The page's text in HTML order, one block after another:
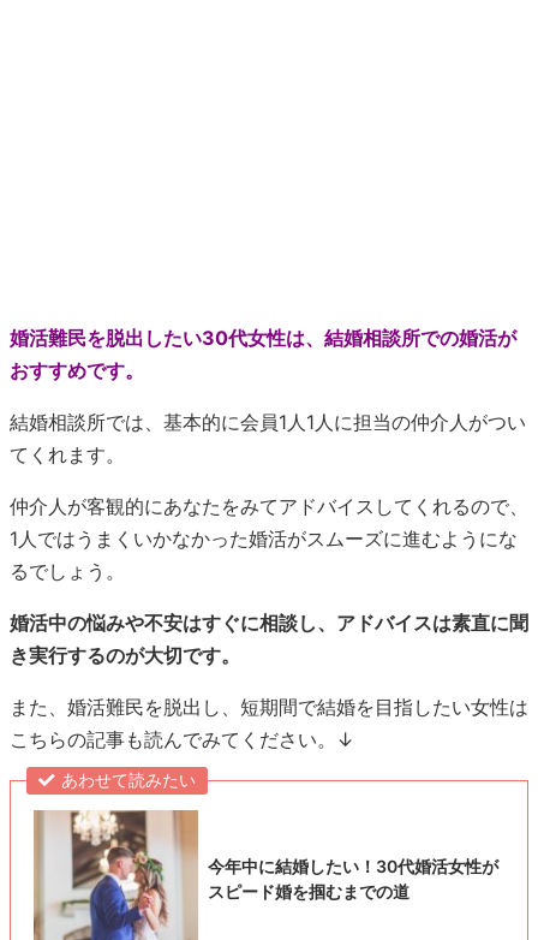
婚活難民を脱出したい30代女性は、結婚相談所での婚活が
おすすめです。
結婚相談所では、基本的に会員1人1人に担当の仲介人がつい
てくれます。
仲介人が客観的にあなたをみてアドバイスしてくれるので、
1人ではうまくいかなかった婚活がスムーズに進むようにな
るでしょう。
婚活中の悩みや不安はすぐに相談し、アドバイスは素直に聞
き実行するのが大切です。
また、婚活難民を脱出し、短期間で結婚を目指したい女性は
こちらの記事も読んでみてください。↓
あわせて読みたい
今年中に結婚したい！30代婚活女性が
スピード婚を掴むまでの道